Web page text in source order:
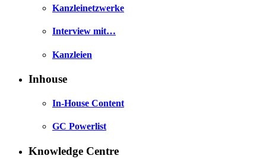
Kanzleinetzwerke
Interview mit…
Kanzleien
Inhouse
In-House Content
GC Powerlist
Knowledge Centre